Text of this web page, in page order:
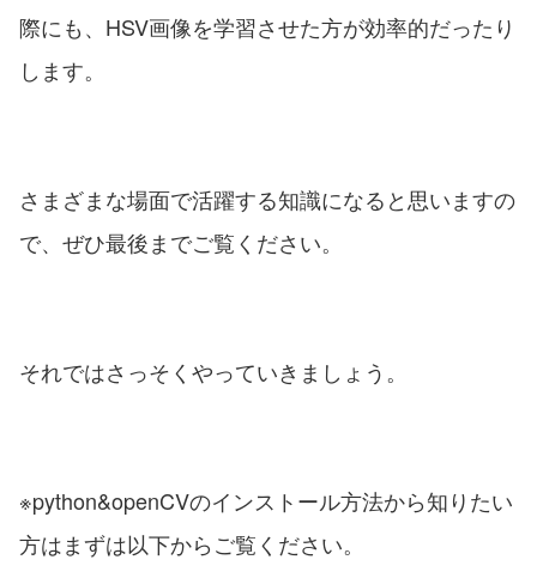
際にも、HSV画像を学習させた方が効率的だったり
します。
さまざまな場面で活躍する知識になると思いますの
で、ぜひ最後までご覧ください。
それではさっそくやっていきましょう。
※python&openCVのインストール方法から知りたい
方はまずは以下からご覧ください。